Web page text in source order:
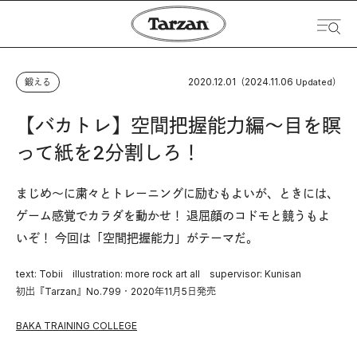
鍛える 2020.12.01 （2024.11.06 Updated）
【バカトレ】空間把握能力編〜目を瞑
って紙を2分割しろ！
まじめ〜に粛々とトレーニングに励むもよいが、ときには、
ゲーム感覚でカラダを動かせ！ 退屈顔のコドモと競うもよ
いぞ！ 今回は「空間把握能力」がテーマだ。
text: Tobii illustration: more rock art all supervisor: Kunisan
初出『Tarzan』No.799・2020年11月5日発売
BAKA TRAINING COLLEGE